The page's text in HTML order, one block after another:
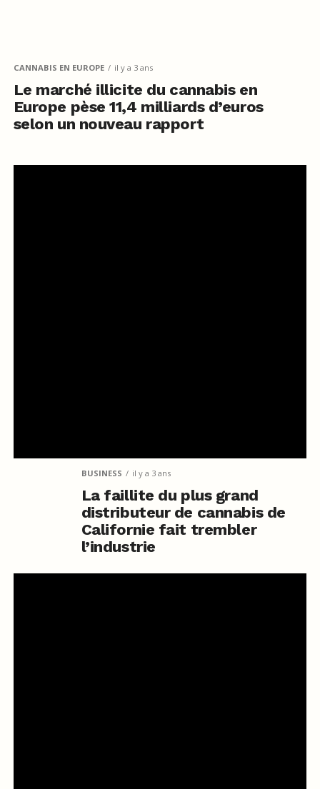
CANNABIS EN EUROPE il y a 3 ans
Le marché illicite du cannabis en
Europe pèse 11,4 milliards d’euros
selon un nouveau rapport
BUSINESS il y a 3 ans
La faillite du plus grand
distributeur de cannabis de
Californie fait trembler
l’industrie